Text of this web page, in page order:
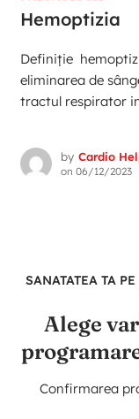
Hemoptizia
Definiție
eliminarea de
tractul respirator
by Cardio
on 06/12/2023
SANATATEA TA
Alege
Confirmarea